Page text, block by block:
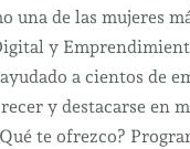
una de las mujeres
y
a cientos de
y destacarse en
te ofrezco?